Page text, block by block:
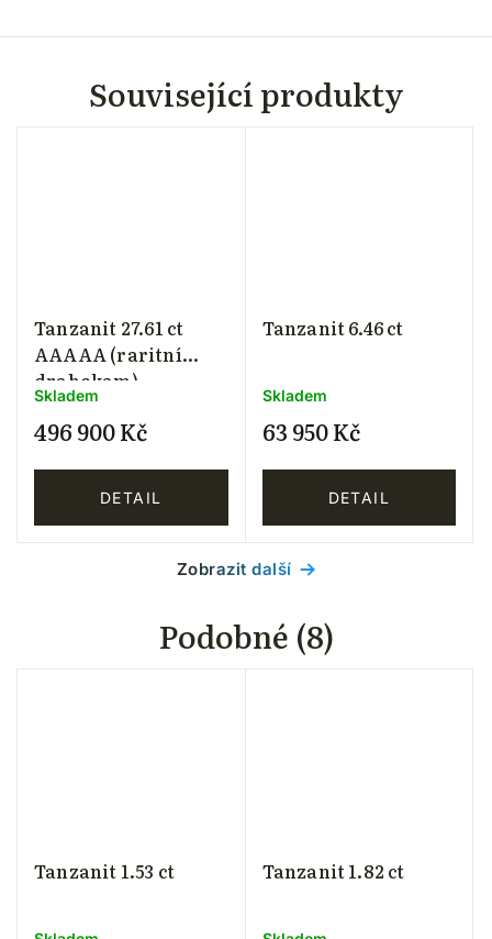
Související produkty
Tanzanit 27.61 ct
AAAAA (raritní
drahokam)
Skladem
496 900 Kč
DETAIL
Tanzanit 6.46 ct
Skladem
63 950 Kč
DETAIL
Zobrazit další
Podobné (8)
Tanzanit 1.53 ct Tanzanit 1.82 ct